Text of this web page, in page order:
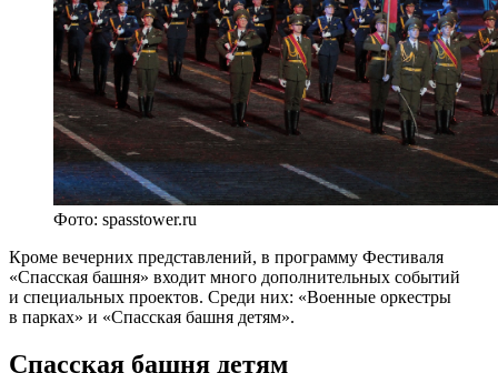
Фото: spasstower.ru
Кроме вечерних представлений, в программу Фестиваля
«Спасская башня» входит много дополнительных событий
и специальных проектов. Среди них: «Военные оркестры
в парках» и «Спасская башня детям».
Спасская башня детям